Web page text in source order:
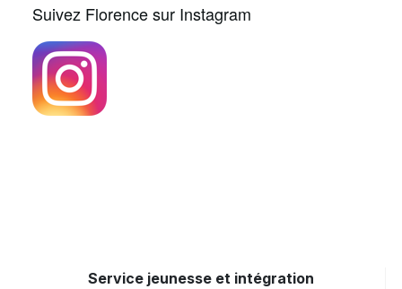
Suivez Florence sur Instagram
Service jeunesse et intégration